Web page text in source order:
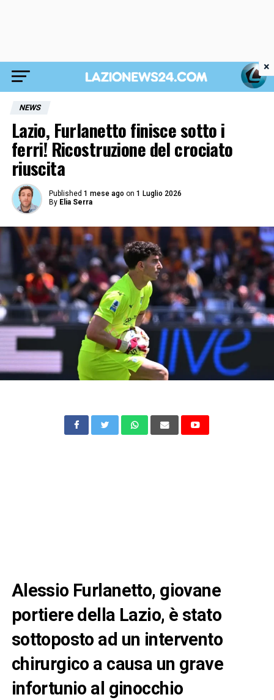
NEWS
Lazio, Furlanetto finisce sotto i
ferri! Ricostruzione del crociato
riuscita
Published 1 mese ago on 1 Luglio 2026
By Elia Serra
Alessio Furlanetto, giovane
portiere della Lazio, è stato
sottoposto ad un intervento
chirurgico a causa un grave
infortunio al ginocchio
×